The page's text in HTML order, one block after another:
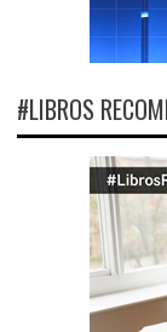
#LIBROS